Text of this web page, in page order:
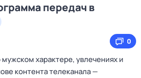
передач в
0
характере, увлечениях и
контента телеканала —